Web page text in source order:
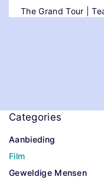
The Grand Tour |
Categories
Aanbieding
Film
Geweldige Mensen